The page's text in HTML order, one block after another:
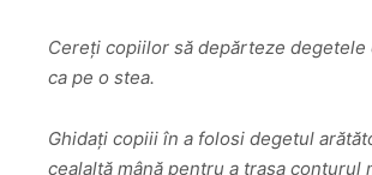
Cereți copiilor să depărteze degetele
ca pe o stea.
Ghidați copiii în a folosi degetul
cealaltă mână pentru a trasa conturul